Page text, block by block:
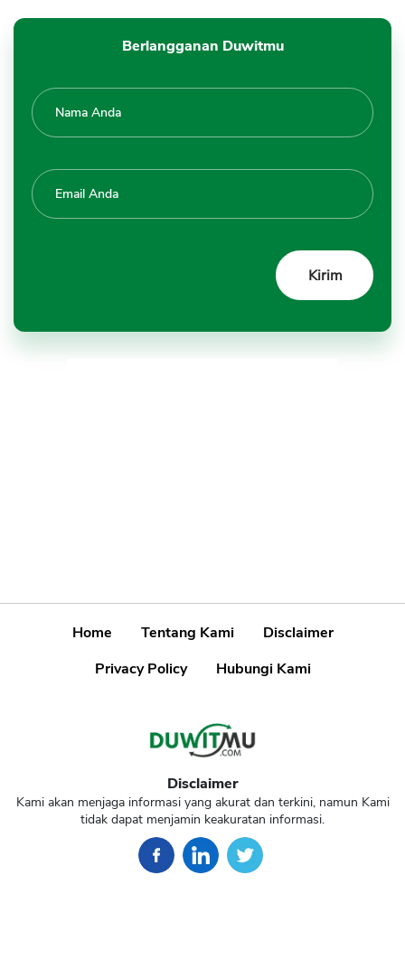
Berlangganan Duwitmu
Home Tentang Kami
Disclaimer
Privacy Policy
Hubungi Kami
Disclaimer
Kami akan menjaga informasi yang akurat dan terkini, namun Kami
tidak dapat menjamin keakuratan informasi.